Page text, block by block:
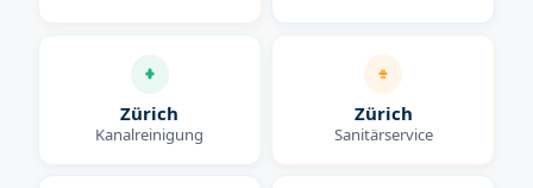
Zürich
Kanalreinigung
Zürich
Sanitärservice